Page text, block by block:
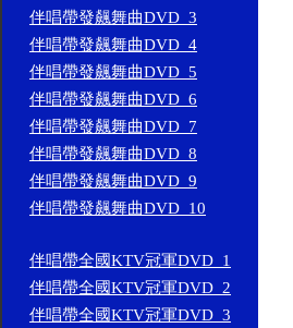
伴唱帶發飆舞曲DVD_3
伴唱帶發飆舞曲DVD_4
伴唱帶發飆舞曲DVD_5
伴唱帶發飆舞曲DVD_6
伴唱帶發飆舞曲DVD_7
伴唱帶發飆舞曲DVD_8
伴唱帶發飆舞曲DVD_9
伴唱帶發飆舞曲DVD_10
伴唱帶全國KTV冠軍DVD_1
伴唱帶全國KTV冠軍DVD_2
伴唱帶全國KTV冠軍DVD_3